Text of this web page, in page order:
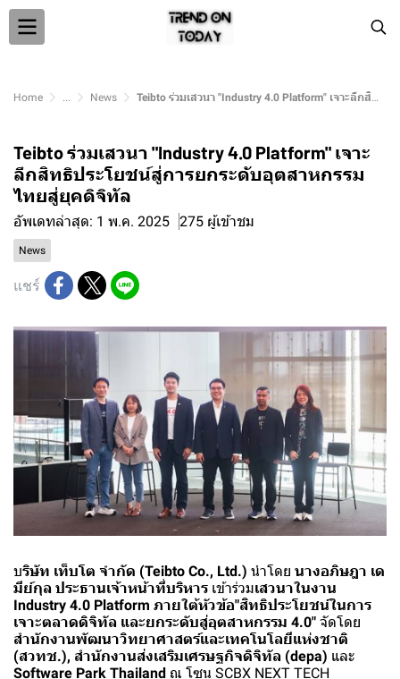
Home ... News Teibto ร่วมเสวนา "Industry 4.0 Platform" เจาะลึกสิทธิประโยชน์สู่การยกระดับอุตสาหกรรมไทยสู่ยุคดิจิทัล
Teibto ร่วมเสวนา "Industry 4.0 Platform" เจาะ
ลึกสิทธิประโยชน์สู่การยกระดับอุตสาหกรรม
ไทยสู่ยุคดิจิทัล
อัพเดทล่าสุด: 1 พ.ค. 2025 275 ผู้เข้าชม
News
แชร์
บริษัท เท็บโต จำกัด (Teibto Co., Ltd.) นำโดย นางอภิษฎา เด
มีย์กุล ประธานเจ้าหน้าที่บริหาร เข้าร่วมเสวนาในงาน
Industry 4.0 Platform ภายใต้หัวข้อ"สิทธิประโยชน์ในการ
เจาะตลาดดิจิทัล และยกระดับสู่อุตสาหกรรม 4.0" จัดโดย
สำนักงานพัฒนาวิทยาศาสตร์และเทคโนโลยีแห่งชาติ
(สวทช.), สำนักงานส่งเสริมเศรษฐกิจดิจิทัล (depa) และ
Software Park Thailand ณ โซน SCBX NEXT TECH